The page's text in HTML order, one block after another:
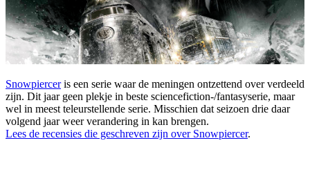
Snowpierceris een serie waar de meningen ontzettend over verdeeld
zijn. Dit jaar geen plekje in beste sciencefiction-/fantasyserie, maar
wel in meest teleurstellende serie. Misschien dat seizoen drie daar
volgend jaar weer verandering in kan brengen.
Lees de recensies die geschreven zijn over Snowpiercer.